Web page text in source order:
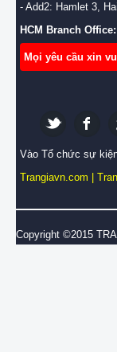
- Add2: Hamlet 3,
HCM Branch Office:
Mọi yêu cầu xin
Vào Tổ chức sự
Trangiavn.com
Copyright ©2015